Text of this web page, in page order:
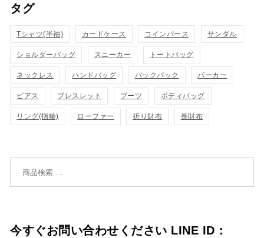
タグ
Tシャツ(半袖) カードケース コインパース サンダル
ショルダーバッグ スニーカー トートバッグ
ネックレス ハンドバッグ バックパック パーカー
ピアス ブレスレット ブーツ ボディバッグ
リング(指輪) ローファー 折り財布 長財布
今すぐお問い合わせください LINE ID：